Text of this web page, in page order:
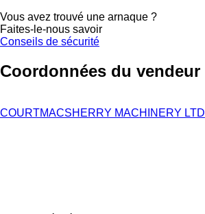
Vous avez trouvé une arnaque ?
Faites-le-nous savoir
Conseils de sécurité
Coordonnées du vendeur
COURTMACSHERRY MACHINERY LTD